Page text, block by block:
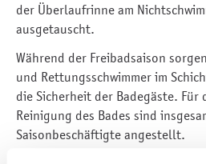
der Überlaufrinne am
ausgetauscht.
Während der Freibadsaison
und Rettungsschwimmer im
die Sicherheit der Badegäste. Für
Reinigung des Bades sind
Saisonbeschäftigte angestellt.